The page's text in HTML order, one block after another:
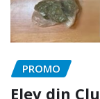
PROMO
Elev din